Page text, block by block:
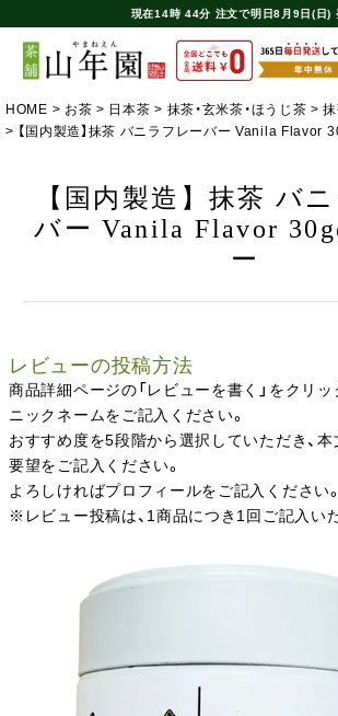
現在14時 44分 注文で明日8月9日(日)
HOME お茶 日本茶 抹茶・玄米茶・ほうじ茶
【国内製造】抹茶 バニラフレーバー Vanila Flavor
【国内製造】抹茶 バ
バー Vanila Flavor 30g
ー
レビューの投稿方法
商品詳細ページの「レビューを書く」をクリッ
ニックネームをご記入ください。
おすすめ度を5段階から選択していただき、
要望をご記入ください。
よろしければプロフィールをご記入ください。
※レビュー投稿は、1商品につき1回ご記入い